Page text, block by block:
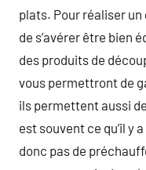
plats. Pour réaliser
de s’avérer être bien
des produits de
vous permettront de
ils permettent aussi
est souvent ce qu’il y
donc pas de